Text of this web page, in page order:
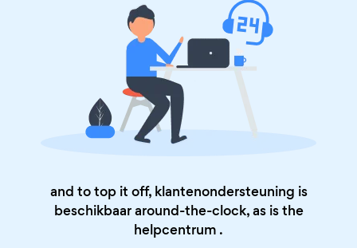
and to top it off, klantenondersteuning is
beschikbaar around-the-clock, as is the
helpcentrum .